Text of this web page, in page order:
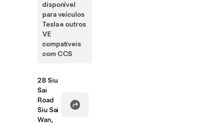
disponível
para veículos
Tesla e outros
VE
compatíveis
com CCS
28 Siu
Sai
Road
Siu Sai
Wan,